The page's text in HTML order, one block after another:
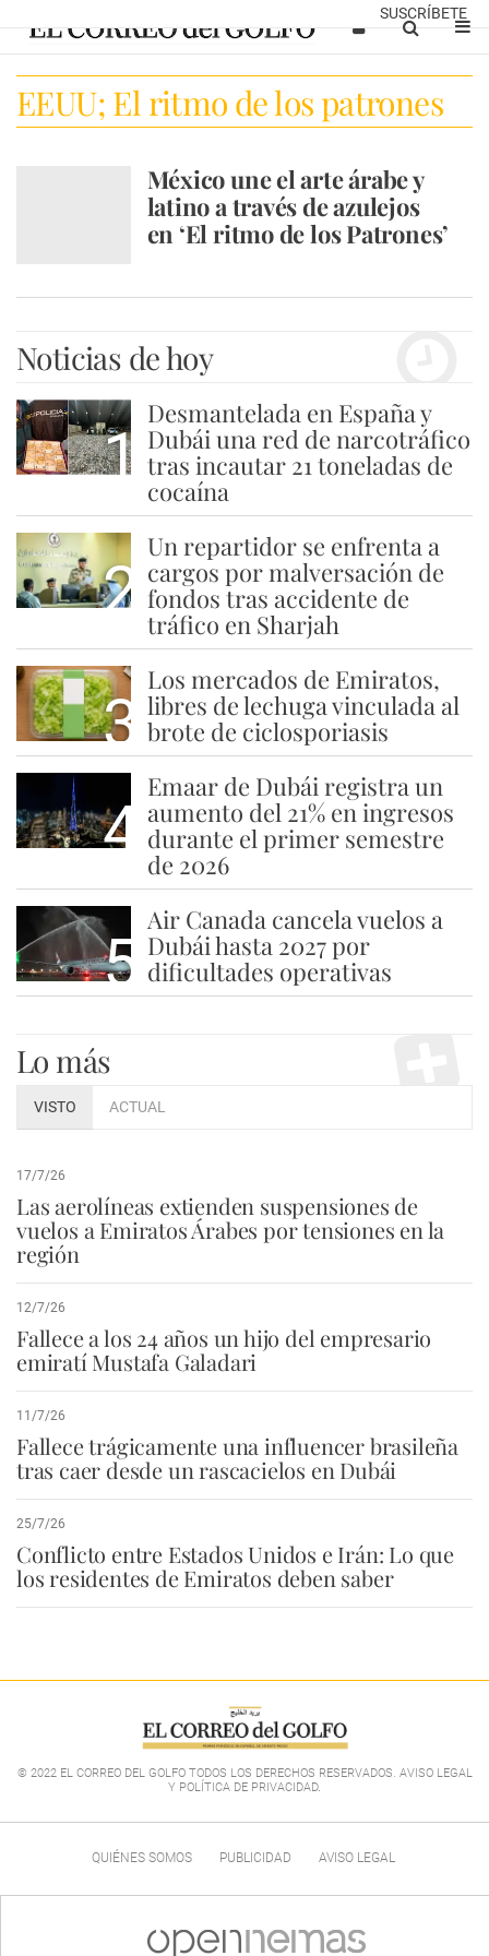
SUSCRÍBETE
EEUU; El ritmo de los patrones
México une el arte árabe y
latino a través de azulejos
en ‘El ritmo de los Patrones’
Noticias de hoy
1
Desmantelada en España y
Dubái una red de narcotráfico
tras incautar 21 toneladas de
cocaína
2
Un repartidor se enfrenta a
cargos por malversación de
fondos tras accidente de
tráfico en Sharjah
3
Los mercados de Emiratos,
libres de lechuga vinculada al
brote de ciclosporiasis
4
Emaar de Dubái registra un
aumento del 21% en ingresos
durante el primer semestre
de 2026
5
Air Canada cancela vuelos a
Dubái hasta 2027 por
dificultades operativas
Lo más
VISTO ACTUAL
17/7/26
Las aerolíneas extienden suspensiones de
vuelos a Emiratos Árabes por tensiones en la
región
12/7/26
Fallece a los 24 años un hijo del empresario
emiratí Mustafa Galadari
11/7/26
Fallece trágicamente una influencer brasileña
tras caer desde un rascacielos en Dubái
25/7/26
Conflicto entre Estados Unidos e Irán: Lo que
los residentes de Emiratos deben saber
© 2022 EL CORREO DEL GOLFO TODOS LOS DERECHOS RESERVADOS. AVISO LEGAL
Y POLÍTICA DE PRIVACIDAD.
QUIÉNES SOMOS PUBLICIDAD AVISO LEGAL